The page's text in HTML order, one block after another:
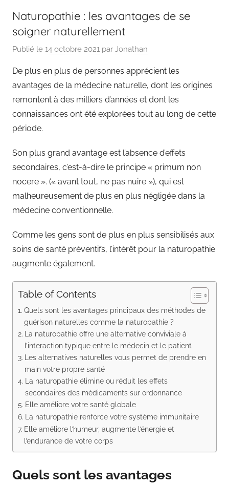
Naturopathie : les avantages de se
soigner naturellement
Publié le 14 octobre 2021 par Jonathan
De plus en plus de personnes apprécient les
avantages de la médecine naturelle, dont les origines
remontent à des milliers d’années et dont les
connaissances ont été explorées tout au long de cette
période.
Son plus grand avantage est l’absence d’effets
secondaires, c’est-à-dire le principe « primum non
nocere ». (« avant tout, ne pas nuire »), qui est
malheureusement de plus en plus négligée dans la
médecine conventionnelle.
Comme les gens sont de plus en plus sensibilisés aux
soins de santé préventifs, l’intérêt pour la naturopathie
augmente également.
Table of Contents
Quels sont les avantages principaux des méthodes de
guérison naturelles comme la naturopathie ?
La naturopathie offre une alternative conviviale à
l’interaction typique entre le médecin et le patient
Les alternatives naturelles vous permet de prendre en
main votre propre santé
La naturopathie élimine ou réduit les effets
secondaires des médicaments sur ordonnance
Elle améliore votre santé globale
La naturopathie renforce votre système immunitaire
Elle améliore l’humeur, augmente l’énergie et
l’endurance de votre corps
Quels sont les avantages